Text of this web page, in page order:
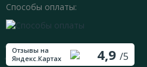
Способы оплаты:
Отзывы на
Яндекс.Картах
4,9 /5